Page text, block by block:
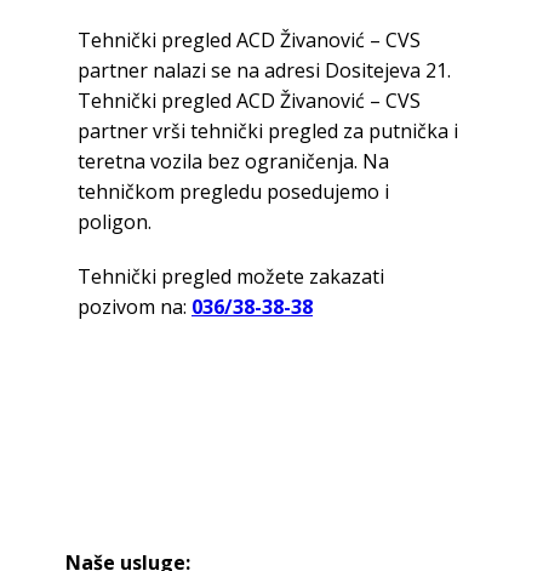
Tehnički pregled ACD Živanović – CVS
partner nalazi se na adresi Dositejeva 21.
Tehnički pregled ACD Živanović – CVS
partner vrši tehnički pregled za putnička i
teretna vozila bez ograničenja. Na
tehničkom pregledu posedujemo i
poligon.
Tehnički pregled možete zakazati
pozivom na: 036/38-38-38
Naše usluge: